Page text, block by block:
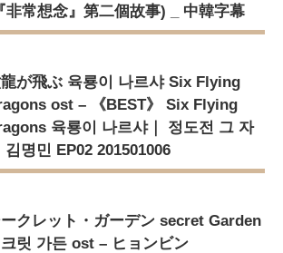
非常想念』第二個故事) _ 中韓字幕
が飛ぶ 육룡이 나르샤 Six Flying
ost – 《BEST》 Six Flying
육룡이 나르샤｜ 정도전 그 자
김명민 EP02 201501006
クレット・ガーデン secret Garden
릿 가든 ost – ヒョンビン